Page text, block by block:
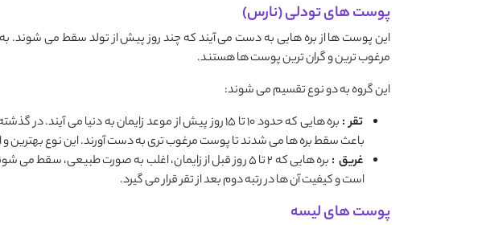
پوست‌ های تودلی (نارس)
این پوست ‌ها از بره‌ هایی به دست می ‌آیند که چند روز پیش از تولد سقط می‌ شوند.
مرغوب ‌ترین و گران ‌ترین پوست ‌ها هستند.
این گروه به دو نوع تقسیم می‌ شوند:
تقر :
بره ‌هایی که حدود ۱۰ تا ۱۵ روز پیش از موعد زایمان به دنیا
باعث سقط بره‌ ها می‌ شدند تا پوست مرغوب ‌تری به دست آورند. این نوع بهترین و
غریق :
بره ‌هایی که ۲ تا ۵ روز قبل از زایمان، اغلب به صورت طبیعی،
است و کیفیت آن ‌ها در رتبه دوم بعد از تقر قرار می ‌گیرد.
پوست های لیسه